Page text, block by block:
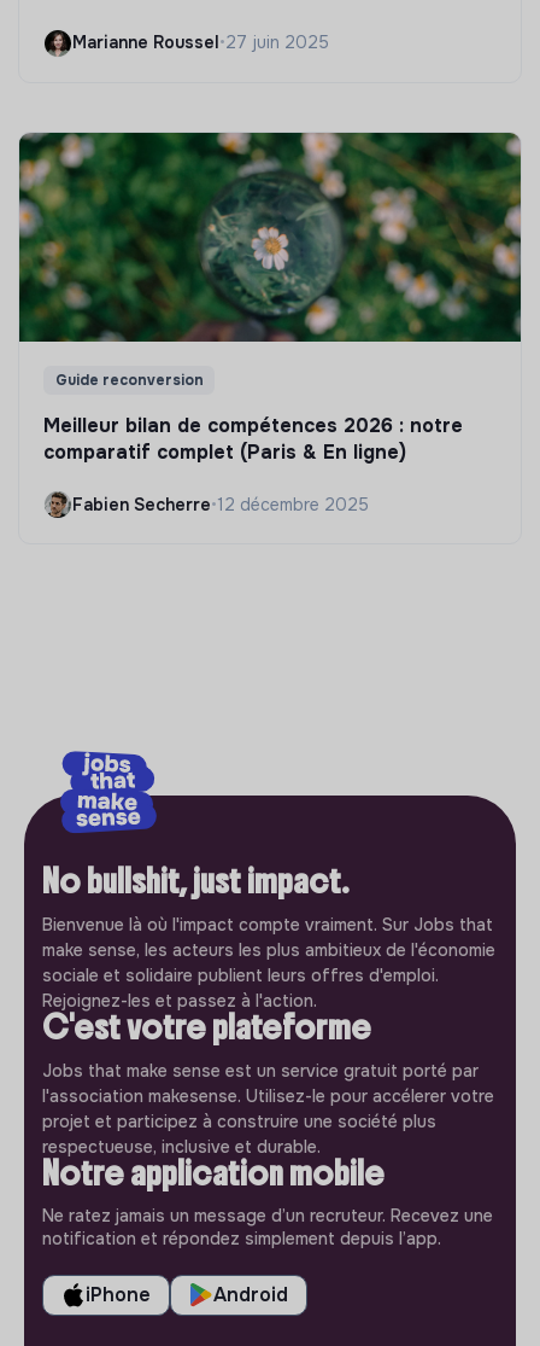
Marianne Roussel•27 juin 2025
Guide reconversion
Meilleur bilan de compétences 2026 : notre
comparatif complet (Paris & En ligne)
Fabien Secherre•12 décembre 2025
No bullshit, just impact.
Bienvenue là où l'impact compte vraiment. Sur Jobs that
make sense, les acteurs les plus ambitieux de l'économie
sociale et solidaire publient leurs offres d'emploi.
Rejoignez-les et passez à l'action.
C'est votre plateforme
Jobs that make sense est un service gratuit porté par
l'association makesense. Utilisez-le pour accélerer votre
projet et participez à construire une société plus
respectueuse, inclusive et durable.
Notre application mobile
Ne ratez jamais un message d’un recruteur. Recevez une
notification et répondez simplement depuis l’app.
iPhone Android